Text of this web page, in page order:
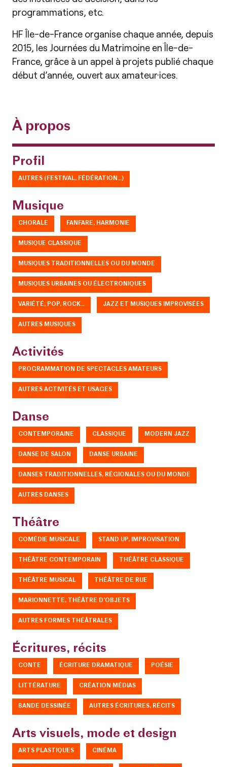
programmations, etc.
HF Île-de-France organise chaque année, depuis
2015, les Journées du Matrimoine en Île-de-
France, grâce à un appel à projets publié chaque
début d’année, ouvert aux amateur·ices.
À propos
Profil
AUTRES (FESTIVAL, FÉDÉRATION…)
Musique
CHORALE FANFARE, HARMONIE
MUSIQUE CLASSIQUE
MUSIQUES TRADITIONNELLES OU DU MONDE
MUSIQUES URBAINES OU ÉLECTRONIQUES
VARIÉTÉ, POP, ROCK… JAZZ ET MUSIQUES IMPROVISÉES
AUTRES MUSIQUES
Activités
PROGRAMMATION DE SPECTACLES AMATEURS
AUTRES ACTIVITÉS ET USAGES
Danse
CONTEMPORAINE CLASSIQUE MODERN JAZZ
DANSE DE SALON DANSE URBAINE
DANSES TRADITIONNELLES, RÉGIONALES OU DU MONDE
AUTRES DANSES
Théâtre
COMÉDIE MUSICALE STAND UP, IMPROVISATION
THÉÂTRE CONTEMPORAIN THÉÂTRE CLASSIQUE
THÉÂTRE MUSICAL THÉÂTRE DE RUE
MARIONNETTE, THÉÂTRE D’OBJETS
AUTRES FORMES THÉÂTRALES
Écritures, récits
CONTE ÉCRITURE DRAMATIQUE POÉSIE
LITTÉRATURE CRÉATION MÉDIAS
BANDE DESSINÉE AUTRES ÉCRITURES, RÉCITS
Arts visuels, mode et design
ARTS PLASTIQUES CINÉMA